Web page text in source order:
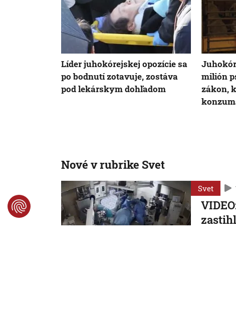
Líder juhokórejskej opozície sa
po bodnutí zotavuje, zostáva
pod lekárskym dohľadom
milión
zákon,
Nové v rubrike Svet
Svet